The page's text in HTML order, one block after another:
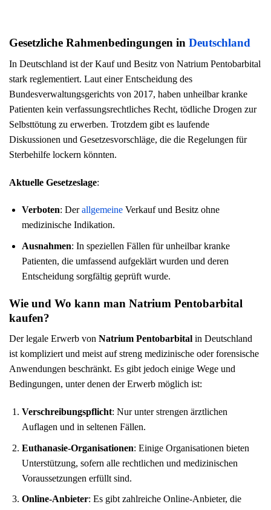
Gesetzliche Rahmenbedingungen in Deutschland
In Deutschland ist der Kauf und Besitz von Natrium Pentobarbital
stark reglementiert. Laut einer Entscheidung des
Bundesverwaltungsgerichts von 2017, haben unheilbar kranke
Patienten kein verfassungsrechtliches Recht, tödliche Drogen zur
Selbsttötung zu erwerben. Trotzdem gibt es laufende
Diskussionen und Gesetzesvorschläge, die die Regelungen für
Sterbehilfe lockern könnten.
Aktuelle Gesetzeslage:
Verboten: DerallgemeineVerkauf und Besitz ohne
medizinische Indikation.
Ausnahmen: In speziellen Fällen für unheilbar kranke
Patienten, die umfassend aufgeklärt wurden und deren
Entscheidung sorgfältig geprüft wurde.
Wie und Wo kann man Natrium Pentobarbital
kaufen?
Der legale Erwerb von Natrium Pentobarbital in Deutschland
ist kompliziert und meist auf streng medizinische oder forensische
Anwendungen beschränkt. Es gibt jedoch einige Wege und
Bedingungen, unter denen der Erwerb möglich ist:
Verschreibungspflicht: Nur unter strengen ärztlichen
Auflagen und in seltenen Fällen.
Euthanasie-Organisationen: Einige Organisationen bieten
Unterstützung, sofern alle rechtlichen und medizinischen
Voraussetzungen erfüllt sind.
Online-Anbieter: Es gibt zahlreiche Online-Anbieter, die